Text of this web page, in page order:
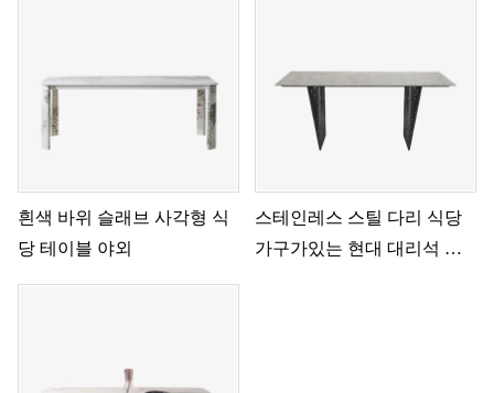
흰색 바위 슬래브 사각형 식
당 테이블 야외
스테인레스 스틸 다리 식당
가구가있는 현대 대리석 탑